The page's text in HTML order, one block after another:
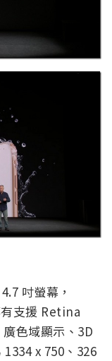
吋螢幕，
支援 Retina
色域顯示、3D
x 750、326